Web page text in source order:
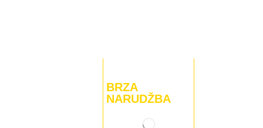
BRZA
NARUDŽBA